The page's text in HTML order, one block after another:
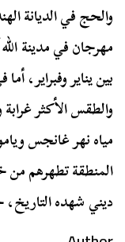
والحج في الديانة
مهرجان في مدينة
والطقس الأكثر
مياه نهر غانجس
ديني شهده التاريخ، حيث